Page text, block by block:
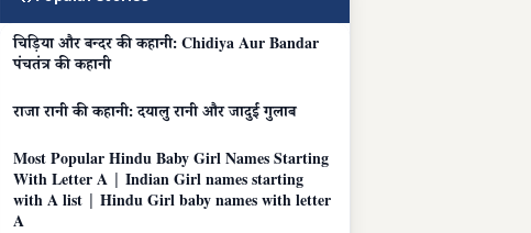
चिड़िया और बन्दर की कहानी: Chidiya Aur Bandar
पंचतंत्र की कहानी
राजा रानी की कहानी: दयालु रानी और जादुई गुलाब
Most Popular Hindu Baby Girl Names Starting
With Letter A | Indian Girl names starting
with A list | Hindu Girl baby names with letter
A